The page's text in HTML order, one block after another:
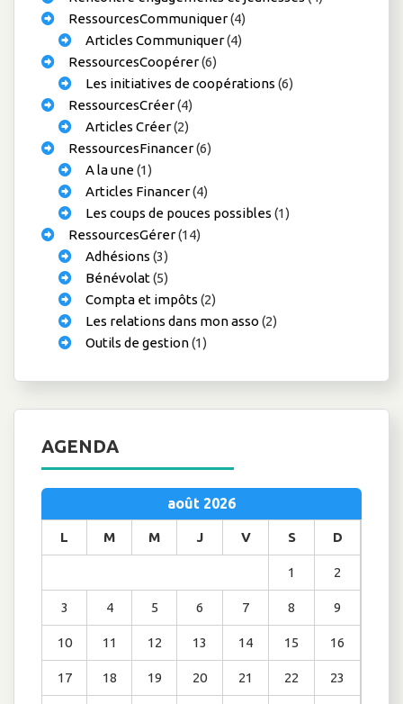
RessourcesCommuniquer(4)
Articles Communiquer(4)
RessourcesCoopérer(6)
Les initiatives de coopérations (6)
RessourcesCréer(4)
Articles Créer(2)
RessourcesFinancer(6)
A la une(1)
Articles Financer(4)
Les coups de pouces possibles (1)
RessourcesGérer(14)
Adhésions (3)
Bénévolat(5)
Compta et impôts (2)
Les relations dans mon asso (2)
Outils de gestion(1)
AGENDA
août 2026
L M M J V S D
1 2
3 4 5 6 7 8 9
10 11 12 13 14 15 16
17 18 19 20 21 22 23